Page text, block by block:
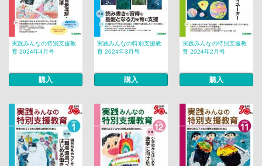
実践みんなの特別支援教
育 2024年4月号
購入
実践みんなの特別支援教
育 2024年3月号
購入
実践みんなの特別支援教
育 2024年2月号
購入